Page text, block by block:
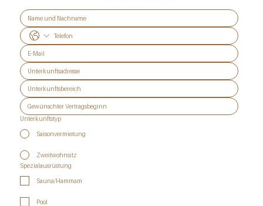
Unterkunftstyp
Saisonvermietung
Zweitwohnsitz
Spezialausrüstung
Sauna/Hammam
Pool